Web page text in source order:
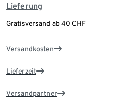
Lieferung
Gratisversand ab 40 CHF
Versandkosten
Lieferzeit
Versandpartner